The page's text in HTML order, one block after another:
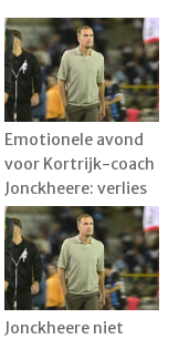
Emotionele avond
voor Kortrijk-coach
Jonckheere: verlies
tegen Club wordt
plots bijzaak
Jonckheere niet